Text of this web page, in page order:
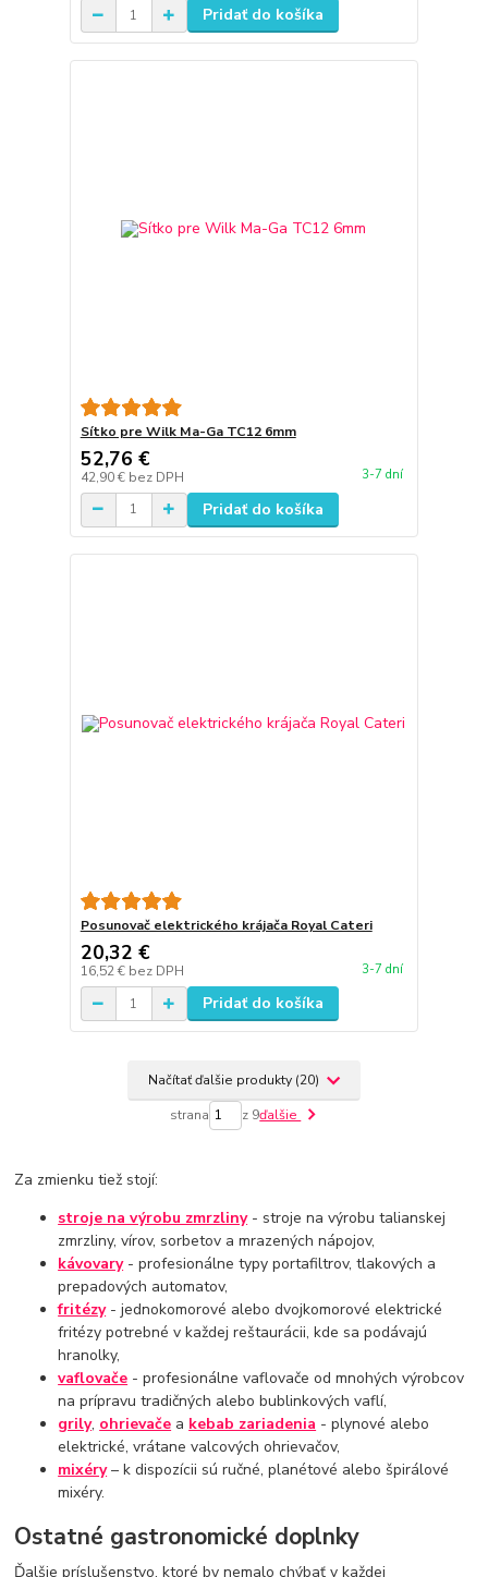
Pridať do košíka
Sítko pre Wilk Ma-Ga TC12 6mm
52,76 €
42,90 € bez DPH 3-7 dní
Pridať do košíka
Posunovač elektrického krájača Royal Cateri
20,32 €
16,52 € bez DPH 3-7 dní
Pridať do košíka
Načítať ďalšie produkty (20)
strana z 9ďalšie
Za zmienku tiež stojí:
stroje na výrobu zmrzliny- stroje na výrobu talianskej
zmrzliny, vírov, sorbetov a mrazených nápojov,
kávovary- profesionálne typy portafiltrov, tlakových a
prepadových automatov,
fritézy- jednokomorové alebo dvojkomorové elektrické
fritézy potrebné v každej reštaurácii, kde sa podávajú
hranolky,
vaflovače - profesionálne vaflovače od mnohých výrobcov
na prípravu tradičných alebo bublinkových vaflí,
grily, ohrievače a kebab zariadenia - plynové alebo
elektrické, vrátane valcových ohrievačov,
mixéry– k dispozícii sú ručné, planétové alebo špirálové
mixéry.
Ostatné gastronomické doplnky
Ďalšie príslušenstvo, ktoré by nemalo chýbať v každej